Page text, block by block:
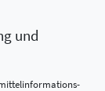
und